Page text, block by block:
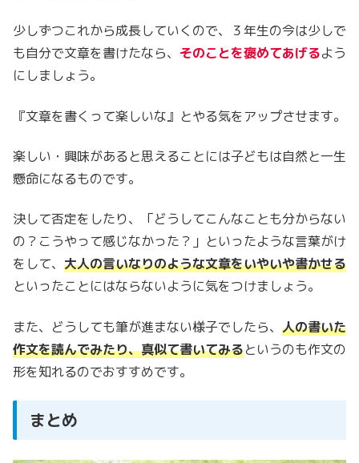
少しずつこれから成長していくので、３年生の今は少しで
も自分で文章を書けたなら、 そのことを褒めてあげるよう
にしましょう。
『文章を書くって楽しいな』とやる気をアップさせます。
楽しい・興味があると思えることには子どもは自然と一生
懸命になるものです。
決して否定をしたり、「どうしてこんなことも分からない
の？こうやって感じなかった？」といったような言葉がけ
をして、 大人の言いなりのような文章をいやいや書かせる
といったことにはならないように気をつけましょう。
また、どうしても筆が進まない様子でしたら、 人の書いた
作文を読んでみたり、真似て書いてみるというのも作文の
形を知れるのでおすすめです。
まとめ